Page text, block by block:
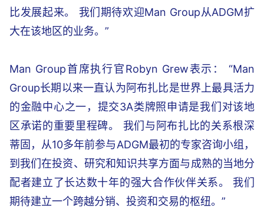
比发展起来。 我们期待欢迎Man Group从ADGM扩
大在该地区的业务。”
Man Group首席执行官Robyn Grew表示： “Man
Group长期以来一直认为阿布扎比是世界上最具活力
的金融中心之一，提交3A类牌照申请是我们对该地
区承诺的重要里程碑。 我们与阿布扎比的关系根深
蒂固，从10多年前参与ADGM最初的专家咨询小组，
到我们在投资、研究和知识共享方面与成熟的当地分
配者建立了长达数十年的强大合作伙伴关系。 我们
期待建立一个跨越分销、投资和交易的枢纽。”